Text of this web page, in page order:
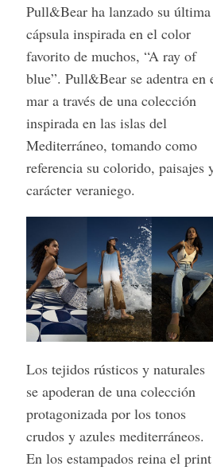
Pull&Bear ha lanzado su última
cápsula inspirada en el color
favorito de muchos, “A ray of
blue”. Pull&Bear se adentra en
mar a través de una colección
inspirada en las islas del
Mediterráneo, tomando como
referencia su colorido, paisajes
carácter veraniego.
Los tejidos rústicos y naturales
se apoderan de una colección
protagonizada por los tonos
crudos y azules mediterráneos.
En los estampados reina el print